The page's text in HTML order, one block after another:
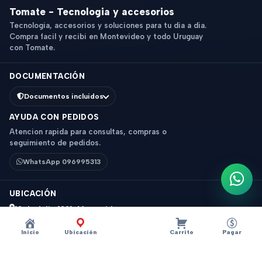
Inicio Ubicación Carrito Pagar
Tomate - Tecnologia y accesorios
Tecnologia, accesorios y soluciones para tu dia a dia.
Compra facil y recibi en Montevideo y todo Uruguay
con Tomate.
DOCUMENTACIÓN
Documentos incluidos
AYUDA CON PEDIDOS
Atencion rapida para consultas, compras o
seguimiento de pedidos.
WhatsApp 096995313
UBICACIÓN
18 de Julio 1831, Montevideo
Horario: 9 a 18 hs